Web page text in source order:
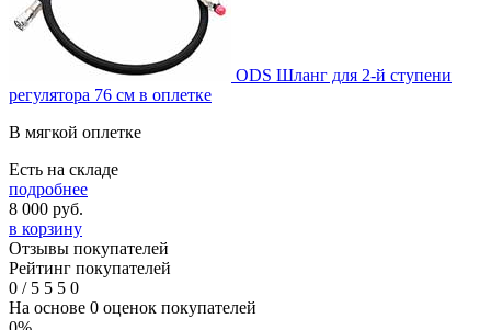
ODS Шланг для 2-й ступени
регулятора 76 см в оплетке
В мягкой оплетке
Есть на складе
подробнее
8 000 руб.
в корзину
Отзывы покупателей
Рейтинг покупателей
0 /5 5 5 0
На основе 0 оценок покупателей